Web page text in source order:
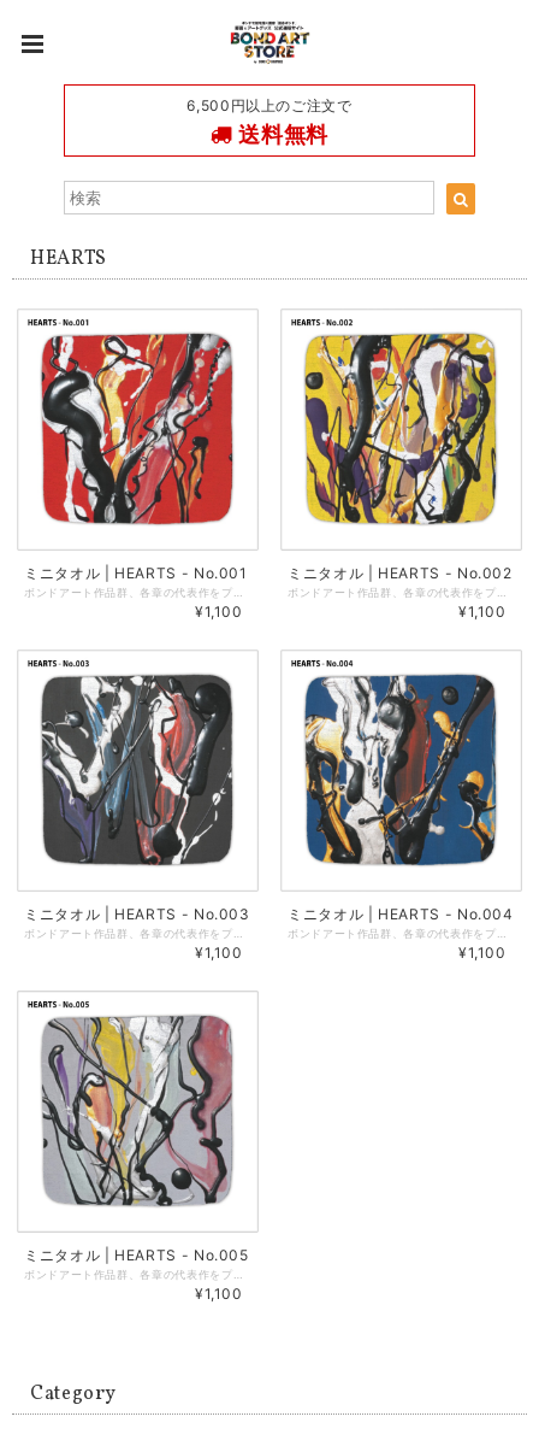
6,500円以上のご注文で
送料無料
HEARTS
ミニタオル | HEARTS - No.001
¥1,100
ミニタオル | HEARTS - No.002
¥1,100
ミニタオル | HEARTS - No.003
¥1,100
ミニタオル | HEARTS - No.004
¥1,100
ミニタオル | HEARTS - No.005
¥1,100
Category